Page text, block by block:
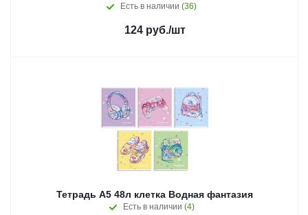
Есть в наличии (36)
124руб./шт
Тетрадь А5 48л клетка Водная фантазия
Есть в наличии (4)